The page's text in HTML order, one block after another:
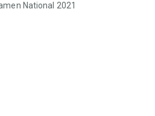
National 2021